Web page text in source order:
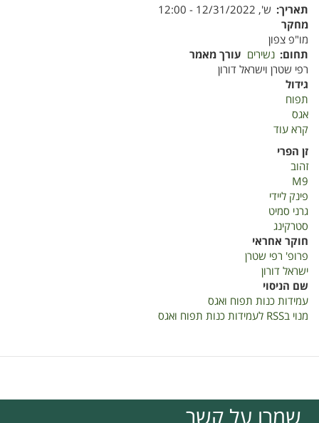
תאריך ש', 12/31/2022 - 12:00
מחקר
מו"פ צפון
תחום נשירים עורך מאמר
רפי שטרן וישראל דורון
גידול
תפוח
אגס
קרא עוד
זן הפרי
זהוב
M9
פינק ליידי
גרני סמיט
סטרקינג
חוקר אחראי
פרופ' רפי שטרן
ישראל דורון
שם הניסוי
עמידות כנות תפוח ואגס
מנוי בRSS לעמידות כנות תפוח ואגס